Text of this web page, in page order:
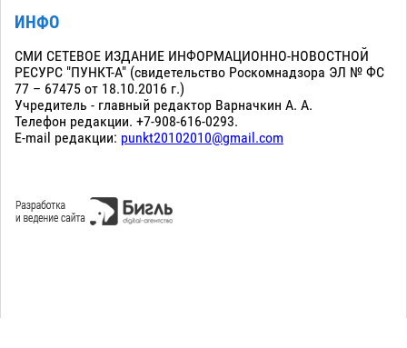
ИНФО
СМИ СЕТЕВОЕ ИЗДАНИЕ ИНФОРМАЦИОННО-НОВОСТНОЙ
РЕСУРС "ПУНКТ-А" (свидетельство Роскомнадзора ЭЛ № ФС
77 – 67475 от 18.10.2016 г.)
Учредитель - главный редактор Варначкин А. А.
Телефон редакции. +7-908-616-0293.
E-mail редакции: punkt20102010@gmail.com